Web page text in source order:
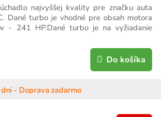
- Doprava zadarmo
Do košíka
najvyššej kvality pre značku auta
Dané turbo je vhodné pre obsah motora
- 241 HP.Dané turbo je na vyžiadanie